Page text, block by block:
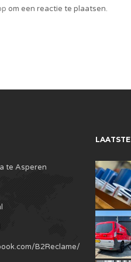
om een reactie te plaatsen.
te Asperen
B2Reclame/